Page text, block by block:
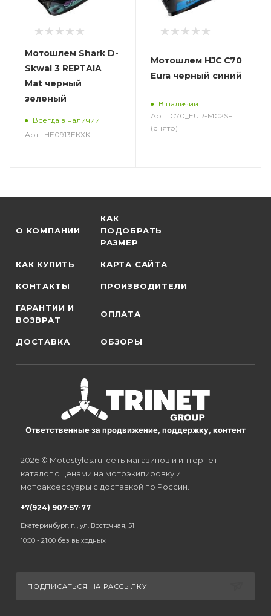
Мотошлем Shark D-
Skwal 3 REPTAIA
Mat черный
зеленый
Всегда в наличии
Арт.: HE0913EKXK
Мотошлем HJC C70
Eura черный синий
В наличии
Арт.: C70_EUR-MC2SF
(снято)
О КОМПАНИИ
КАК
ПОДОБРАТЬ
РАЗМЕР
КАК КУПИТЬ КАРТА САЙТА
КОНТАКТЫ ПРОИЗВОДИТЕЛИ
ГАРАНТИИ И
ВОЗВРАТ
ОПЛАТА
ДОСТАВКА ОБЗОРЫ
Ответственные за продвижение, поддержку, контент
2026 © Motostyles.ru: сеть магазинов и интернет-
каталог с ценами на мотоэкипировку и
мотоаксессуары с доставкой по России.
+7(924) 907-57-77
Екатеринбург, г. , ул. Восточная, 51
10:00 - 21:00 без выходных
ПОДПИСАТЬСЯ НА РАССЫЛКУ